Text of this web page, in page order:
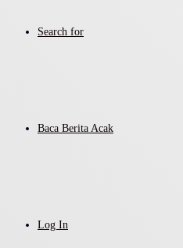
Search for
Baca Berita Acak
Log In